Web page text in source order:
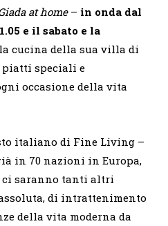
at home– in onda dal
e il sabato e la
cucina della sua villa di
piatti speciali e
occasione della vita
italiano di Fine Living –
in 70 nazioni in Europa,
ci saranno tanti altri
di intrattenimento
della vita moderna da